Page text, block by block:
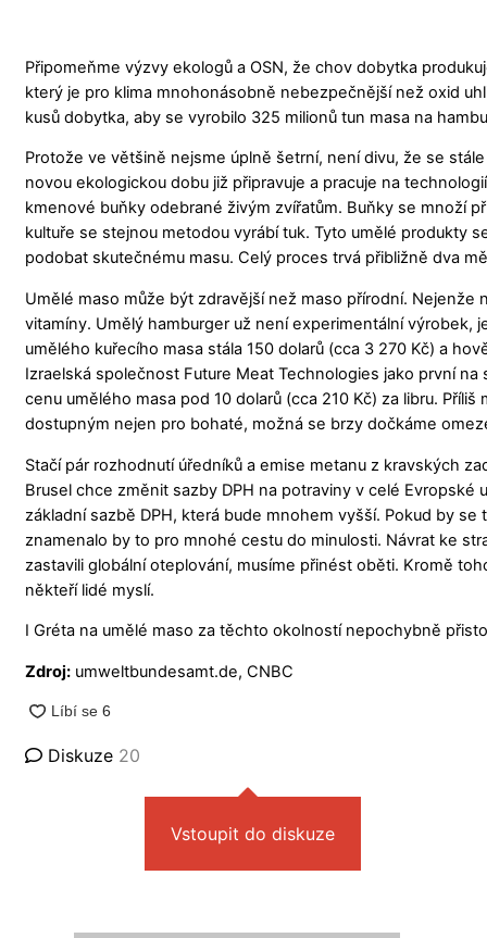
Připomeňme výzvy ekologů a OSN, že chov dobytka
který je pro klima mnohonásobně nebezpečnější než oxid
kusů dobytka, aby se vyrobilo 325 milionů tun masa na
Protože ve většině nejsme úplně šetrní, není divu, že se
novou ekologickou dobu již připravuje a pracuje na
kmenové buňky odebrané živým zvířatům. Buňky se množí
kultuře se stejnou metodou vyrábí tuk. Tyto umělé produkty
podobat skutečnému masu. Celý proces trvá přibližně dva
Umělé maso může být zdravější než maso přírodní.
vitamíny. Umělý hamburger už není experimentální výrobek,
umělého kuřecího masa stála 150 dolarů (cca 3 270 Kč) a
Izraelská společnost Future Meat Technologies jako první
cenu umělého masa pod 10 dolarů (cca 210 Kč) za libru.
dostupným nejen pro bohaté, možná se brzy dočkáme
Stačí pár rozhodnutí úředníků a emise metanu z kravských
Brusel chce změnit sazby DPH na potraviny v celé
základní sazbě DPH, která bude mnohem vyšší. Pokud by
znamenalo by to pro mnohé cestu do minulosti. Návrat ke
zastavili globální oteplování, musíme přinést oběti. Kromě
někteří lidé myslí.
I Gréta na umělé maso za těchto okolností nepochybně
Zdroj: umweltbundesamt.de, CNBC
Diskuze 20
Vstoupit do diskuze